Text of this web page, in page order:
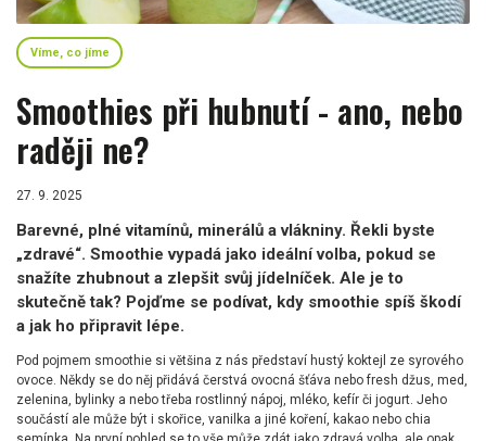
Víme, co jíme
Smoothies při hubnutí - ano, nebo
raději ne?
27. 9. 2025
Barevné, plné vitamínů, minerálů a vlákniny. Řekli byste
„zdravé“. Smoothie vypadá jako ideální volba, pokud se
snažíte zhubnout a zlepšit svůj jídelníček. Ale je to
skutečně tak? Pojďme se podívat, kdy smoothie spíš škodí
a jak ho připravit lépe.
Pod pojmem smoothie si většina z nás představí hustý koktejl ze syrového
ovoce. Někdy se do něj přidává čerstvá ovocná šťáva nebo fresh džus, med,
zelenina, bylinky a nebo třeba rostlinný nápoj, mléko, kefír či jogurt. Jeho
součástí ale může být i skořice, vanilka a jiné koření, kakao nebo chia